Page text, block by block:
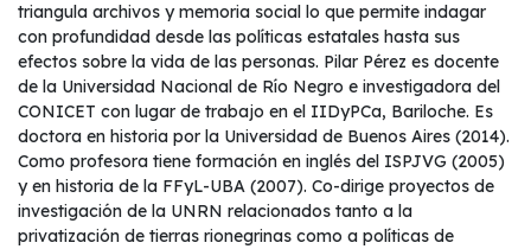
triangula archivos y memoria social lo que permite indagar
con profundidad desde las políticas estatales hasta sus
efectos sobre la vida de las personas. Pilar Pérez es docente
de la Universidad Nacional de Río Negro e investigadora del
CONICET con lugar de trabajo en el IIDyPCa, Bariloche. Es
doctora en historia por la Universidad de Buenos Aires (2014).
Como profesora tiene formación en inglés del ISPJVG (2005)
y en historia de la FFyL-UBA (2007). Co-dirige proyectos de
investigación de la UNRN relacionados tanto a la
privatización de tierras rionegrinas como a políticas de